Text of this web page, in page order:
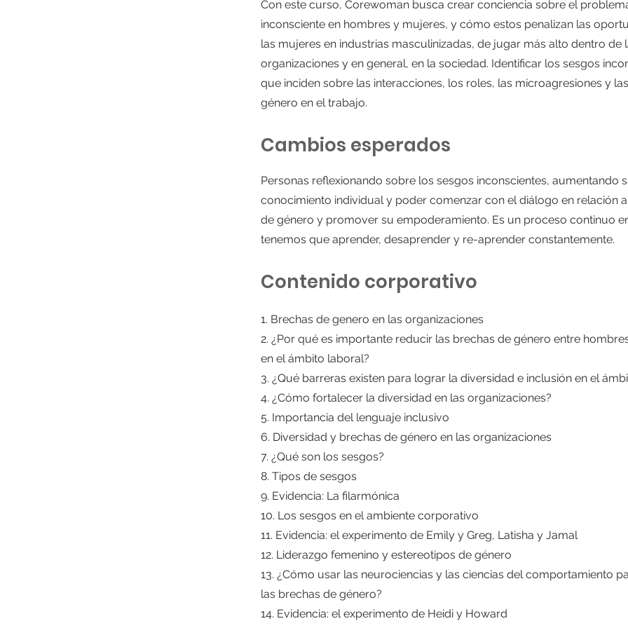
Con este curso, Corewoman busca crear conciencia sobre el
inconsciente en hombres y mujeres, y cómo estos penalizan las
las mujeres en industrias masculinizadas, de jugar más alto dentro de
organizaciones y en general, en la sociedad. Identificar los sesgos
que inciden sobre las interacciones, los roles, las microagresiones y
género en el trabajo.
Cambios esperados​
Personas reflexionando sobre los sesgos inconscientes, aumentando
conocimiento individual y poder comenzar con el diálogo en relación
de género y promover su empoderamiento. Es un proceso continuo
tenemos que aprender, desaprender y re-aprender constantemente.
Contenido corporativo
1. Brechas de genero en las organizaciones
2. ¿Por qué es importante reducir las brechas de género entre
en el ámbito laboral?
3. ¿Qué barreras existen para lograr la diversidad e inclusión en el
4. ¿Cómo fortalecer la diversidad en las organizaciones?
5. Importancia del lenguaje inclusivo
6. Diversidad y brechas de género en las organizaciones
7. ¿Qué son los sesgos?
8. Tipos de sesgos
9. Evidencia: La filarmónica
10. Los sesgos en el ambiente corporativo
11. Evidencia: el experimento de Emily y Greg, Latisha y Jamal
12. Liderazgo femenino y estereotipos de género
13. ¿Cómo usar las neurociencias y las ciencias del comportamiento
las brechas de género?
14. Evidencia: el experimento de Heidi y Howard